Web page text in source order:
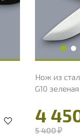
100
Твердость
Вес, г
Нож из
G10 зеленая
4
5 400 ₽